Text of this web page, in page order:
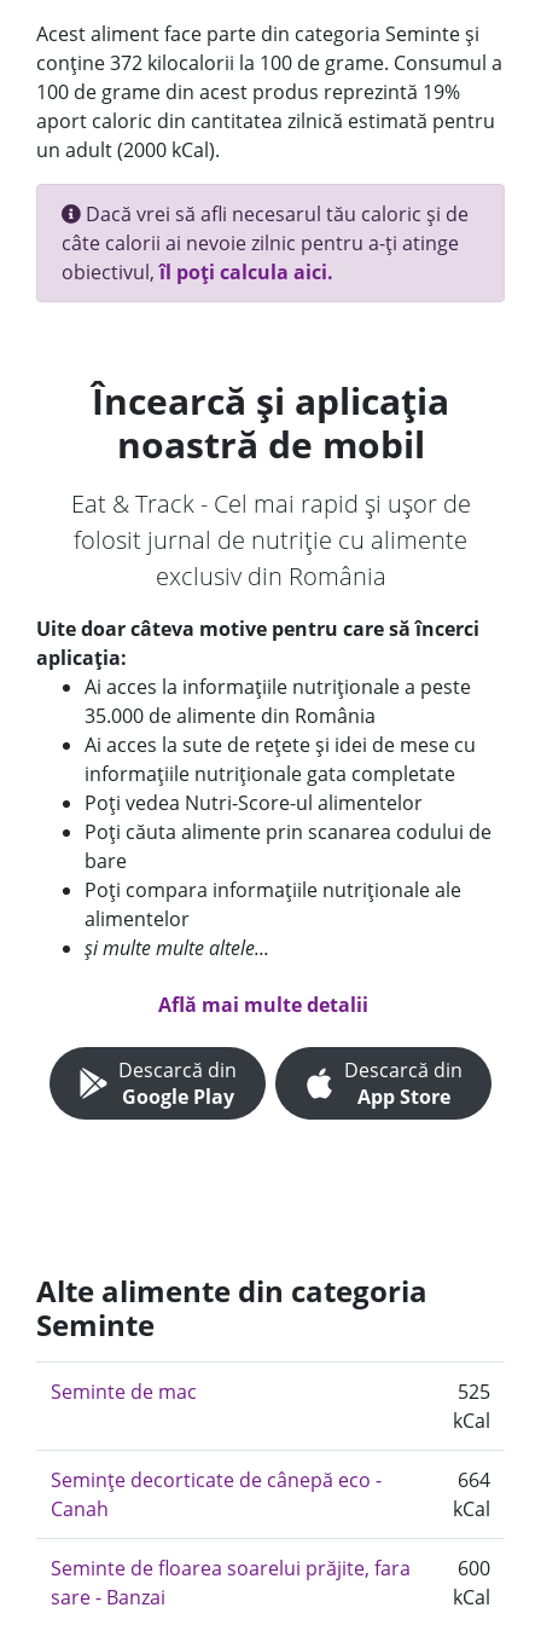
Acest aliment face parte din categoria Seminte și
conține 372 kilocalorii la 100 de grame. Consumul a
100 de grame din acest produs reprezintă 19%
aport caloric din cantitatea zilnică estimată pentru
un adult (2000 kCal).
Dacă vrei să afli necesarul tău caloric și de
câte calorii ai nevoie zilnic pentru a-ți atinge
obiectivul,îl poți calcula aici.
Încearcă și aplicația
noastră de mobil
Eat & Track - Cel mai rapid și ușor de
folosit jurnal de nutriție cu alimente
exclusiv din România
Uite doar câteva motive pentru care să încerci
aplicația:
Ai acces la informațiile nutriționale a peste
35.000 de alimente din România
Ai acces la sute de rețete și idei de mese cu
informațiile nutriționale gata completate
Poți vedea Nutri-Score-ul alimentelor
Poți căuta alimente prin scanarea codului de
bare
Poți compara informațiile nutriționale ale
alimentelor
și multe multe altele...
Află mai multe detalii
Descarcă din
Google Play
Descarcă din
App Store
Alte alimente din categoria
Seminte
Seminte de mac
525
kCal
Semințe decorticate de cânepă eco -
Canah
664
kCal
Seminte de floarea soarelui prăjite, fara
sare - Banzai
600
kCal